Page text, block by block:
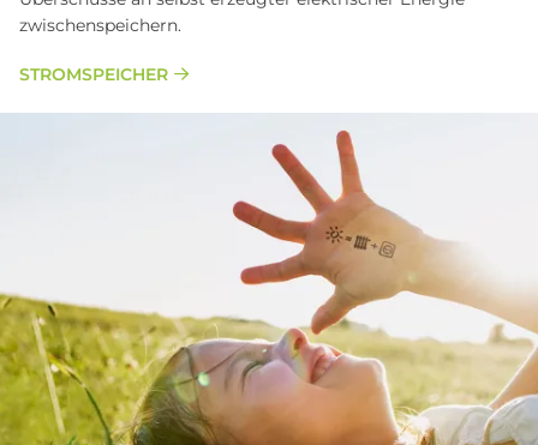
zwischenspeichern.
STROMSPEICHER